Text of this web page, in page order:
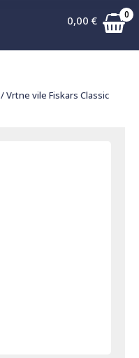
0,00 € 0
/ Vrtne vile Fiskars Classic